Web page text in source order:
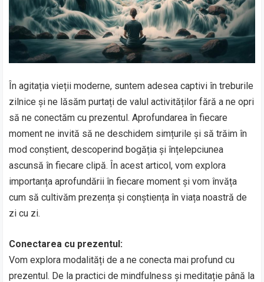
În agitația vieții moderne, suntem adesea captivi în treburile
zilnice și ne lăsăm purtați de valul activităților fără a ne opri
să ne conectăm cu prezentul. Aprofundarea în fiecare
moment ne invită să ne deschidem simțurile și să trăim în
mod conștient, descoperind bogăția și înțelepciunea
ascunsă în fiecare clipă. În acest articol, vom explora
importanța aprofundării în fiecare moment și vom învăța
cum să cultivăm prezența și conștiența în viața noastră de
zi cu zi.
Conectarea cu prezentul:
Vom explora modalități de a ne conecta mai profund cu
prezentul. De la practici de mindfulness și meditație până la